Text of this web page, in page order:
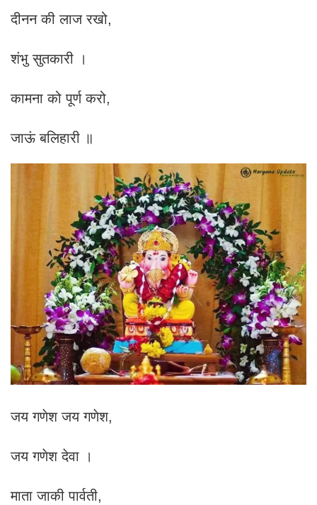
दीनन की लाज रखो,
शंभु सुतकारी ।
कामना को पूर्ण करो,
जाऊं बलिहारी ॥
जय गणेश जय गणेश,
जय गणेश देवा ।
माता जाकी पार्वती,